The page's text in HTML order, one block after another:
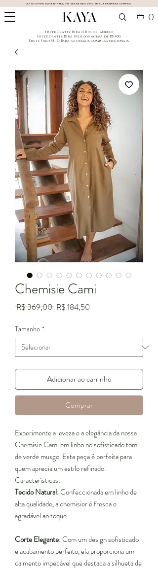
0
USE O CUPOM:KAYA10PARA TER 10% DE DESCONTO EM SUA PRIMEIRA COMPRA
​Frete Grátis: Para o Rio de Janeiro
​Frete Grátis: Para pedidos acima de R$ 400.
Frete Fixo (R$ 15): Para as demais compras nacionais.
Chemisie Cami
R$ 369,00 Preço
R$ 184,50
Tamanho *
Adicionar ao carrinho
Comprar
Experimente a leveza e a elegância da nossa
Chemisie Cami em linho no sofisticado tom
de verde musgo. Esta peça é perfeita para
quem aprecia um estilo refinado.
Características:
Tecido Natural: Confeccionada em linho de
alta qualidade, a chemisier é fresca e
agradável ao toque.
Corte Elegante: Com um design sofisticado
e acabamento perfeito, ela proporciona um
caimento impecável que destaca a silhueta de